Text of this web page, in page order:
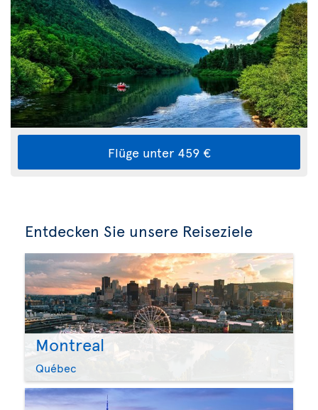
Flüge unter 459 €
Entdecken Sie unsere Reiseziele
Montreal
Québec